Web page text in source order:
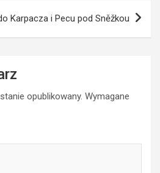
Karpacza i Pecu pod Sněžkou
opublikowany. Wymagane